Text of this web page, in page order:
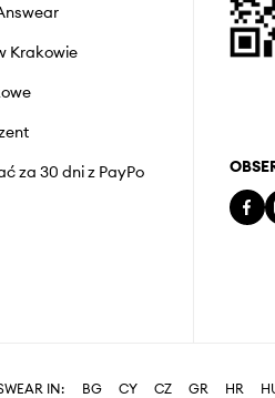
Krakowie
za 30 dni z PayPo
IN: BG CY CZ GR HR